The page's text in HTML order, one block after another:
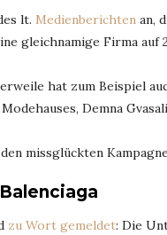
lt. Medienberichten an,
gleichnamige Firma
hat zum Beispiel
Demna
missglückten
zu Wort gemeldet: Die